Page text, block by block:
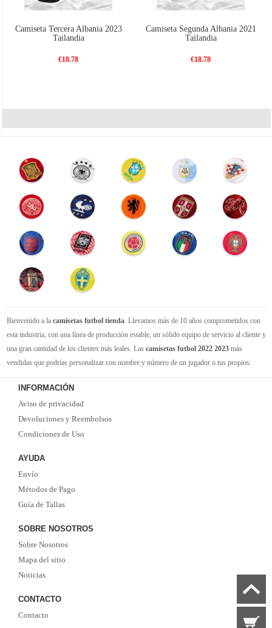
Camiseta Tercera Albania 2023
Tailandia
€18.78
Camiseta Segunda Albania 2021
Tailandia
€18.78
Bienvenido a la camisetas futbol tienda. Llevamos más de 10 años comprometidos con
esta industria, con una línea de producción estable, un sólido equipo de servicio al cliente y
una gran cantidad de los clientes más leales. Las camisetas futbol 2022 2023 más
vendidas que podrías personalizar con nombre y número de un jugador o tus propios.
Camisetas de futbol replicasde la mejor calidad Thai AAA en toda la web. Tenemos
suficiente experiencia para satisfacer tus necesidades de
la seguridad de que elegirnos le brindará una experiencia de compra diferente.
INFORMACIÓN
Aviso de privacidad
Devoluciones y Reembolsos
Condiciones de Uso
AYUDA
Envío
Métodos de Pago
Guía de Tallas
SOBRE NOSOTROS
Sobre Nosotros
Mapa del sitio
Noticias
CONTACTO
Contacto